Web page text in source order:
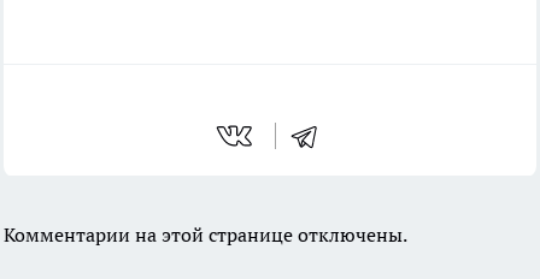
Комментарии на этой странице отключены.